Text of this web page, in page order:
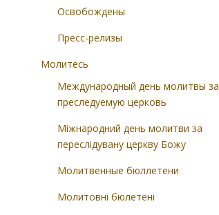
Освобождены
Пресс-релизы
Молитесь
Международный день молитвы за
преследуемую церковь
Міжнародний день молитви за
переслідувану церкву Божу
Молитвенные бюллетени
Молитовні бюлетені